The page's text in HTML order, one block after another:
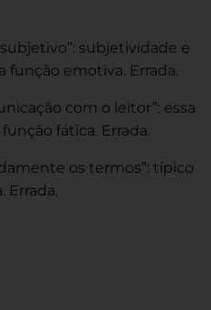
subjetividade e
função emotiva. Errada.
com o leitor”: essa
fática. Errada.
os termos”: típico
Errada.